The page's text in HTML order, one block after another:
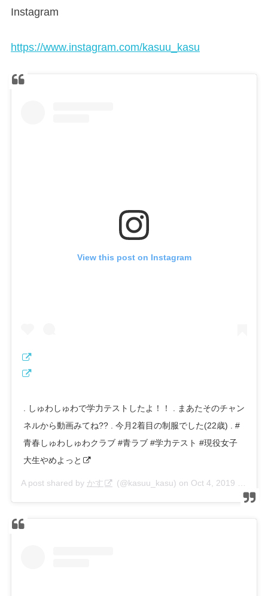
Instagram
https://www.instagram.com/kasuu_kasu
View this post on Instagram
. しゅわしゅわで学力テストしたよ！！ . まあたそのチャン
ネルから動画みてね?? . 今月2着目の制服でした(22歳) . #
青春しゅわしゅわクラブ #青ラブ #学力テスト #現役女子
大生やめよっと
A post shared by かす (@kasuu_kasu) on Oct 4, 2019 at 5:18am PDT